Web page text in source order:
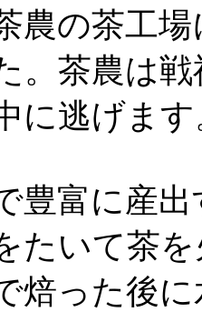
農の茶工場
。茶農は戦
に逃げます
豊富に産出
たいて茶を
焙った後に